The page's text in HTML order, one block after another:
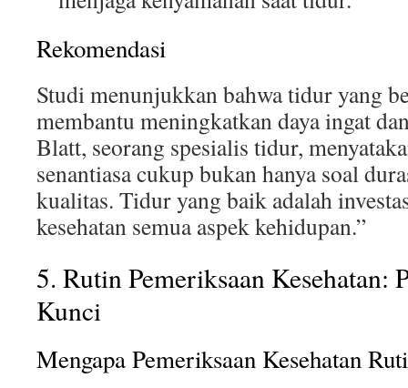
Rekomendasi
Studi menunjukkan bahwa tidur yang
membantu meningkatkan daya ingat
Blatt, seorang spesialis tidur,
senantiasa cukup bukan hanya soal
kualitas. Tidur yang baik adalah
kesehatan semua aspek kehidupan.”
5. Rutin Pemeriksaan Kesehatan:
Kunci
Mengapa Pemeriksaan Kesehatan